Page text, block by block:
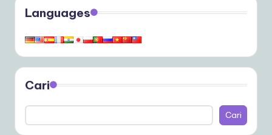
Languages
Cari
Cari